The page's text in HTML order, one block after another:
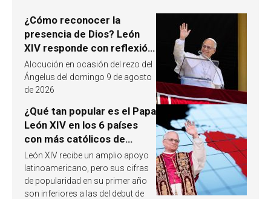
¿Cómo reconocer la
presencia de Dios? León
XIV responde con reflexión
a partir de un pasaje del
Evangelio
Alocución en ocasión del rezo del
Ángelus del domingo 9 de agosto
de 2026
¿Qué tan popular es el Papa
León XIV en los 6 países
con más católicos de
América Latina en 2026?
Publican resultados de
investigación
León XIV recibe un amplio apoyo
latinoamericano, pero sus cifras
de popularidad en su primer año
son inferiores a las del debut de